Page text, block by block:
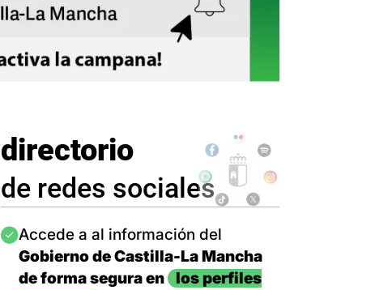
directorio
de redes sociales
Imagen
Accede a al información del
Gobierno de Castilla-La Mancha
de forma segura en
los perfiles